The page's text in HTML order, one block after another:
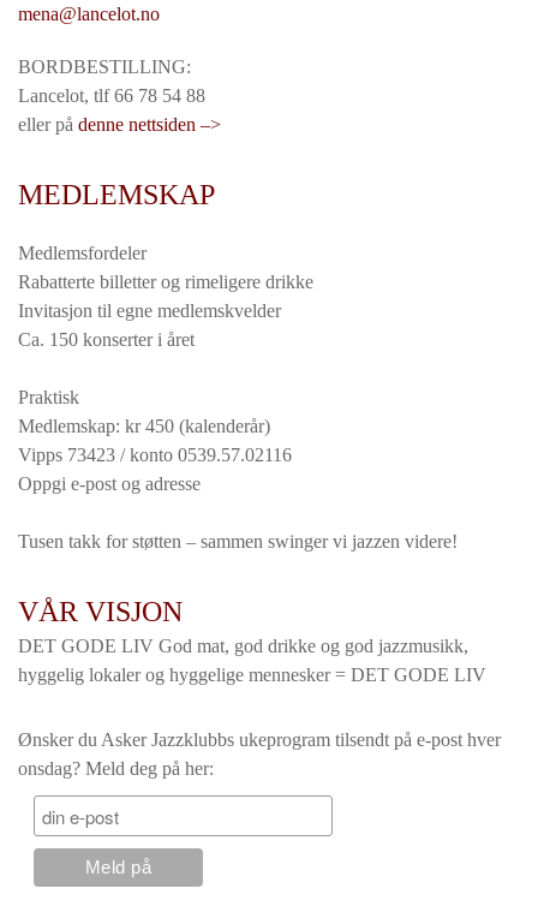
mena@lancelot.no
BORDBESTILLING:
Lancelot, tlf 66 78 54 88
eller på denne nettsiden –>
MEDLEMSKAP
Medlemsfordeler
Rabatterte billetter og rimeligere drikke
Invitasjon til egne medlemskvelder
Ca. 150 konserter i året
Praktisk
Medlemskap: kr 450 (kalenderår)
Vipps 73423 / konto 0539.57.02116
Oppgi e-post og adresse
Tusen takk for støtten – sammen swinger vi jazzen videre!
VÅR VISJON
DET GODE LIV God mat, god drikke og god jazzmusikk,
hyggelig lokaler og hyggelige mennesker = DET GODE LIV
Ønsker du Asker Jazzklubbs ukeprogram tilsendt på e-post hver
onsdag? Meld deg på her: